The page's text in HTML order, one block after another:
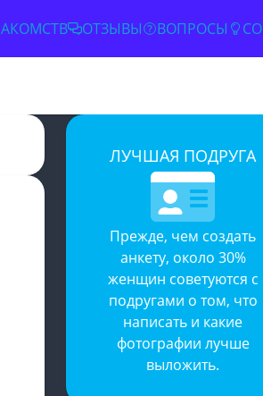
ОТЗЫВЫ ВОПРОСЫ
ЛУЧШАЯ ПОДРУГА
Прежде, чем создать
анкету, около 30%
женщин советуются с
подругами о том, что
написать и какие
фотографии лучше
выложить.
✕